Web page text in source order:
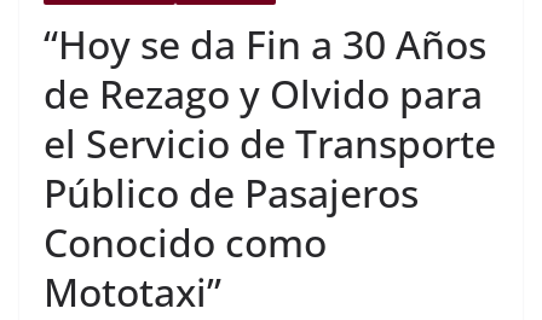
“Hoy se da Fin a 30 Años
de Rezago y Olvido para
el Servicio de Transporte
Público de Pasajeros
Conocido como
Mototaxi”